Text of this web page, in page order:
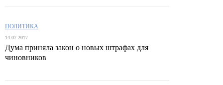
ПОЛИТИКА
14.07.2017
Дума приняла закон о новых штрафах для
чиновников